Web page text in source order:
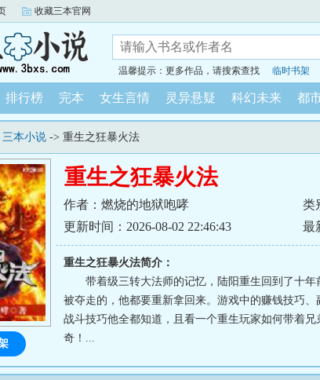
收藏三本官网
温馨提示：更多作品，请搜索查找 临时书架
排行榜 完本 女生言情 灵异悬疑 科幻未来 都
三本小说 -> 重生之狂暴火法
重生之狂暴火法
作者：燃烧的地狱咆哮 类
更新时间：2026-08-02 22:46:43
最
重生之狂暴火法简介：
带着级三转大法师的记忆，陆阳重生回到了十
被夺走的，他都要重新拿回来。游戏中的赚钱技巧、
战斗技巧他全都知道，且看一个重生玩家如何带着
奇！...